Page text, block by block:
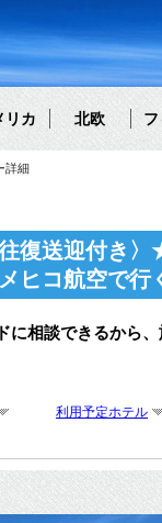
リカ 北欧
詳細
復送迎付き
ヒコ航空で行
相談できるから、
利用予定ホテル